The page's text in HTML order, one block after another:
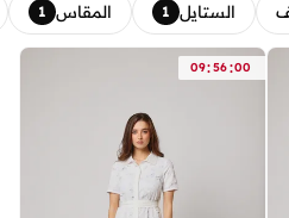
الستايل 1 المقاس 1
09:56:00